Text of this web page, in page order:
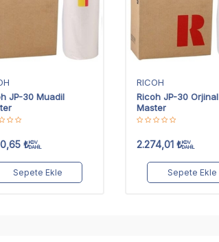
JP-30 Muadil
₺KDV
DAHİL
Sepete Ekle
RICOH
Ricoh JP-30 Orjinal
Master
2.274,01 ₺KDV
DAHİL
Sepete Ekle